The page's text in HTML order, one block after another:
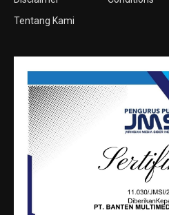
Tentang Kami